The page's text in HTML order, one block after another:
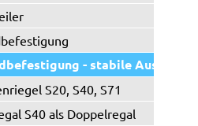
- stabile Ausführung
S20, S40, S71
S40 als Doppelregal